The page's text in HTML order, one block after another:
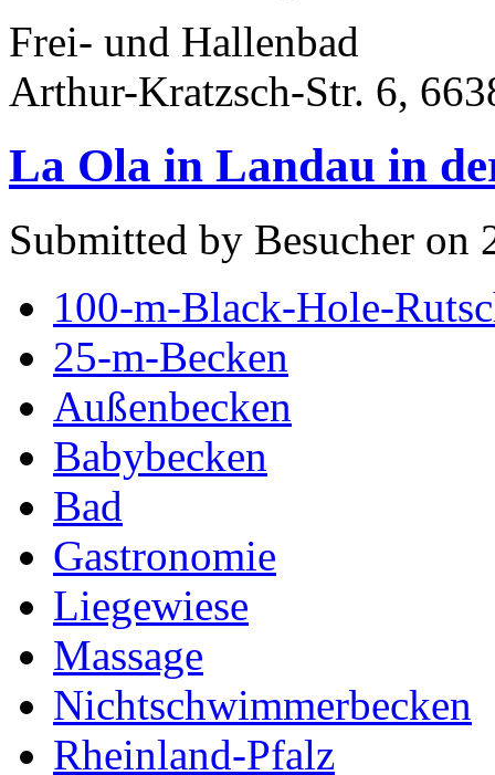
Frei- und Hallenbad
Arthur-Kratzsch-Str. 6,
La Ola in Landau in
Submitted by Besucher on
100-m-Black-Hole-
25-m-Becken
Außenbecken
Babybecken
Bad
Gastronomie
Liegewiese
Massage
Nichtschwimmerbecken
Rheinland-Pfalz